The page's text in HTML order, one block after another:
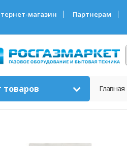
магазин Партнерам
товаров Главная